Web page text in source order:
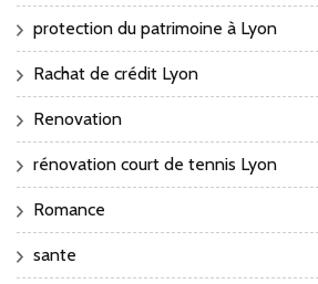
protection du patrimoine à Lyon
Rachat de crédit Lyon
Renovation
rénovation court de tennis Lyon
Romance
sante